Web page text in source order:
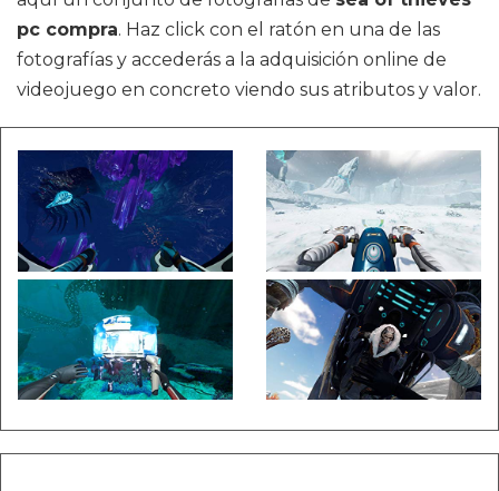
pc compra. Haz click con el ratón en una de las
fotografías y accederás a la adquisición online de
videojuego en concreto viendo sus atributos y valor.